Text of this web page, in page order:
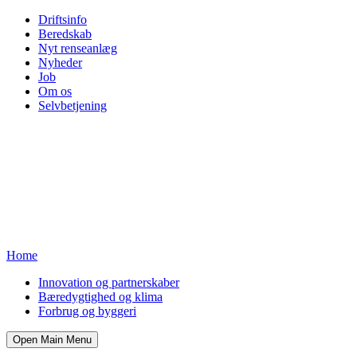
Driftsinfo
Beredskab
Nyt renseanlæg
Nyheder
Job
Om os
Selvbetjening
Home
Innovation og partnerskaber
Bæredygtighed og klima
Forbrug og byggeri
Open Main Menu